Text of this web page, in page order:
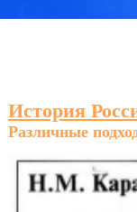
История
Различные